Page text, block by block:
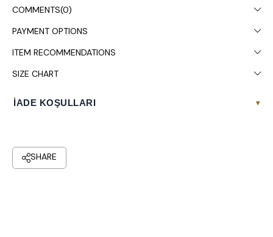
COMMENTS(0)
PAYMENT OPTIONS
ITEM RECOMMENDATIONS
SIZE CHART
İADE KOŞULLARI ▾